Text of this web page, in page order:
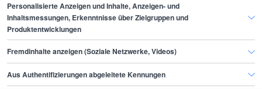
Finde den Job,
der zu dir passt.
Personalisierte Anzeigen und Inhalte, Anzeigen- und
Inhaltsmessungen, Erkenntnisse über Zielgruppen und
Produktentwicklungen
Fremdinhalte anzeigen (Soziale Netzwerke, Videos)
Aus Authentifizierungen abgeleitete Kennungen